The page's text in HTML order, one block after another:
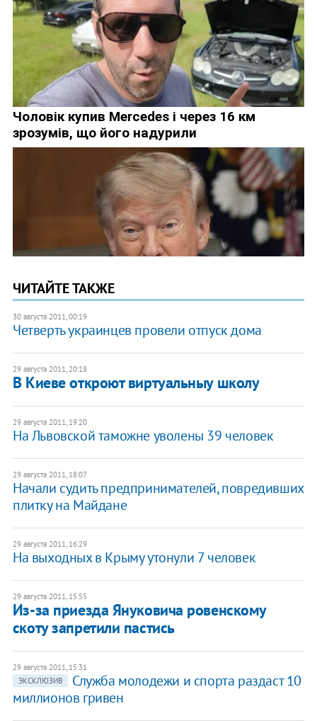
ЧИТАЙТЕ ТАКЖЕ
30 августа 2011, 00:19
Четверть украинцев провели отпуск дома
29 августа 2011, 20:18
​В Киеве откроют виртуальныу школу
29 августа 2011, 19:20
На Львовской таможне уволены 39 человек
29 августа 2011, 18:07
Начали судить предпринимателей, повредивших
плитку на Майдане
29 августа 2011, 16:29
На выходных в Крыму утонули 7 человек
29 августа 2011, 15:55
Из-за приезда Януковича ровенскому
скоту запретили пастись
29 августа 2011, 15:31
ЭКСКЛЮЗИВ
Служба молодежи и спорта раздаст 10
миллионов гривен